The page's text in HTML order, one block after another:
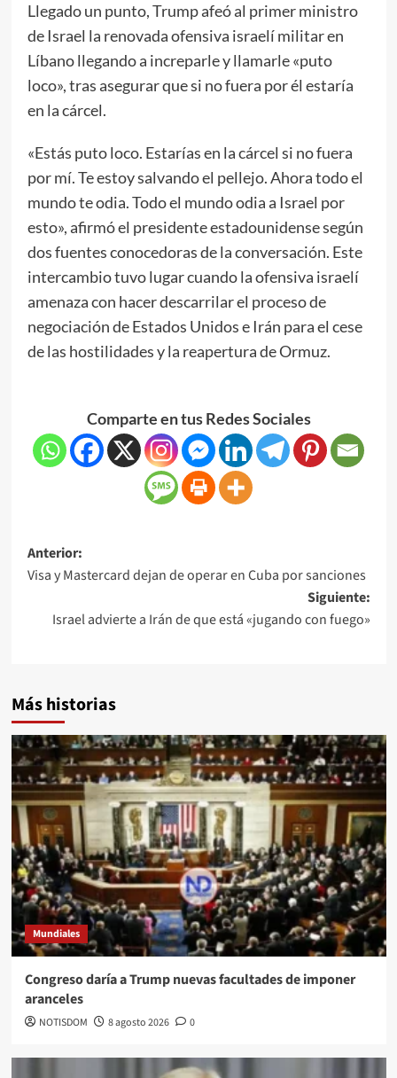
Llegado un punto, Trump afeó al primer ministro
de Israel la renovada ofensiva israelí militar en
Líbano llegando a increparle y llamarle «puto
loco», tras asegurar que si no fuera por él estaría
en la cárcel.
«Estás puto loco. Estarías en la cárcel si no fuera
por mí. Te estoy salvando el pellejo. Ahora todo el
mundo te odia. Todo el mundo odia a Israel por
esto», afirmó el presidente estadounidense según
dos fuentes conocedoras de la conversación. Este
intercambio tuvo lugar cuando la ofensiva israelí
amenaza con hacer descarrilar el proceso de
negociación de Estados Unidos e Irán para el cese
de las hostilidades y la reapertura de Ormuz.
Comparte en tus Redes Sociales
Anterior:
Visa y Mastercard dejan de operar en Cuba por sanciones
Siguiente:
Israel advierte a Irán de que está «jugando con fuego»
Más historias
Mundiales
Congreso daría a Trump nuevas facultades de imponer
aranceles
NOTISDOM 8 agosto 2026 0